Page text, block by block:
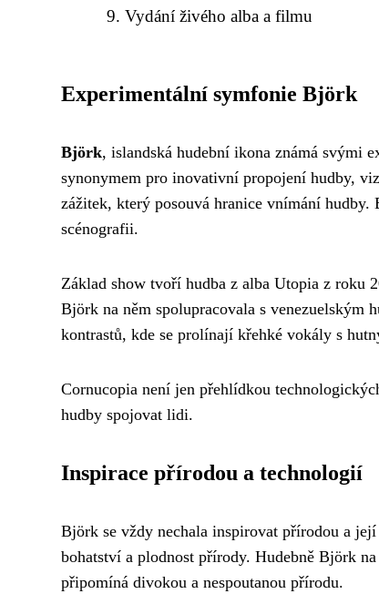
Vydání živého alba a filmu
Experimentální symfonie Björk
Björk, islandská hudební ikona známá svými
synonymem pro inovativní propojení hudby,
zážitek, který posouvá hranice vnímání
scénografii.
Základ show tvoří hudba z alba Utopia z roku
Björk na něm spolupracovala s venezuelským
kontrastů, kde se prolínají křehké vokály s
Cornucopia není jen přehlídkou
hudby spojovat lidi.
Inspirace přírodou a technologií
Björk se vždy nechala inspirovat přírodou a
bohatství a plodnost přírody. Hudebně Björk
připomíná divokou a nespoutanou přírodu.